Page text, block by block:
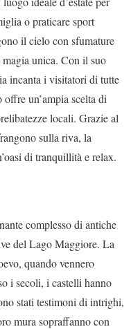
o praticare sport
il cielo con sfumature
unica. Con il suo
incanta i visitatori di tutte
un’ampia scelta di
locali. Grazie al
sulla riva, la
di tranquillità e relax.
complesso di antiche
del Lago Maggiore. La
quando vennero
i secoli, i castelli hanno
stati testimoni di intrighi,
mura sopraffanno con